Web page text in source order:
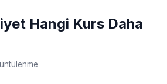
Hangi Kurs Daha